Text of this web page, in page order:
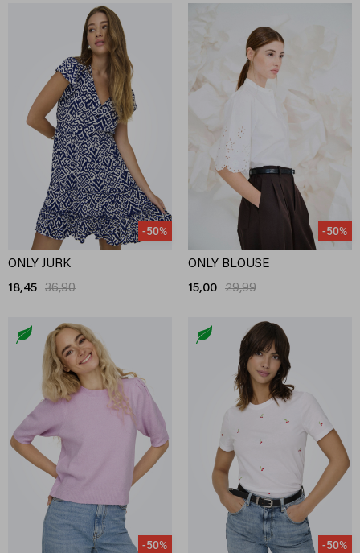
-50%
ONLY JURK
18,45 36,90
-50%
ONLY BLOUSE
15,00 29,99
-50% -50%